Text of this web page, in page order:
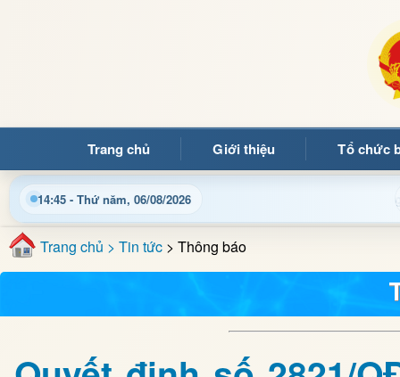
Trang chủ Giới thiệu Tổ chức
14:45 - Thứ năm, 06/08/2026
Chào mừng quý bạn đọc đến với Trang thông tin
Trang chủ > Tin tức > Thông báo